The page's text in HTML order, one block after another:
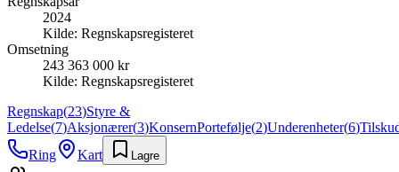
2024
Kilde: Regnskapsregisteret
Omsetning
243 363 000 kr
Kilde: Regnskapsregisteret
Regnskap(23)Styre &
Ledelse(7)Aksjonærer(3)KonsernPortefølje(2)Underenheter(6)
Ring
Kart Lagre